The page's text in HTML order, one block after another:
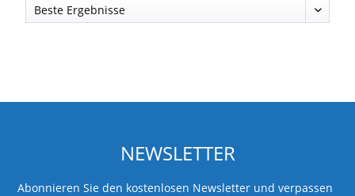
NEWSLETTER
Abonnieren Sie den kostenlosen Newsletter und verpassen